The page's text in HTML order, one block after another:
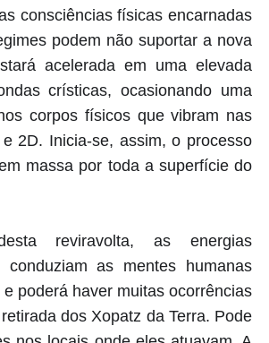
consciências físicas encarnadas
podem não suportar a nova
acelerada em uma elevada
crísticas, ocasionando uma
corpos físicos que vibram nas
2D. Inicia-se, assim, o processo
massa por toda a superfície do
reviravolta, as energias
conduziam as mentes humanas
poderá haver muitas ocorrências
dos Xopatz da Terra. Pode